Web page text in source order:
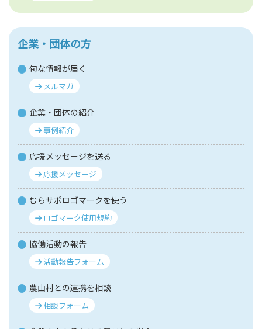
企業・団体の方
旬な情報が届く
メルマガ
企業・団体の紹介
事例紹介
応援メッセージを送る
応援メッセージ
むらサポロゴマークを使う
ロゴマーク使用規約
協働活動の報告
活動報告フォーム
農山村との連携を相談
相談フォーム